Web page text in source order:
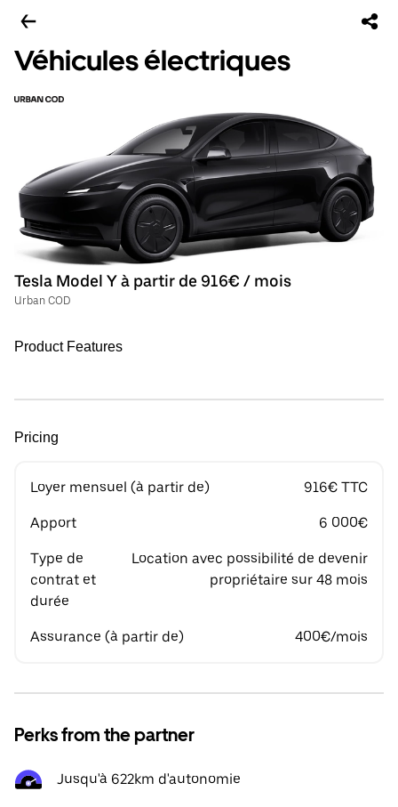
Véhicules électriques
Tesla Model Y à partir de 916€ / mois
Urban COD
Product Features
Pricing
Loyer mensuel (à partir de) 916€ TTC
Apport 6 000€
Type de
contrat et
durée
Location avec possibilité de devenir
propriétaire sur 48 mois
Assurance (à partir de) 400€/mois
Perks from the partner
Jusqu'à 622km d'autonomie